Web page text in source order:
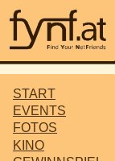
START
EVENTS
FOTOS
KINO